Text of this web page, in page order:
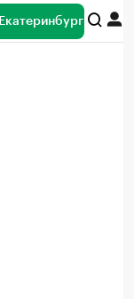
Екатеринбург